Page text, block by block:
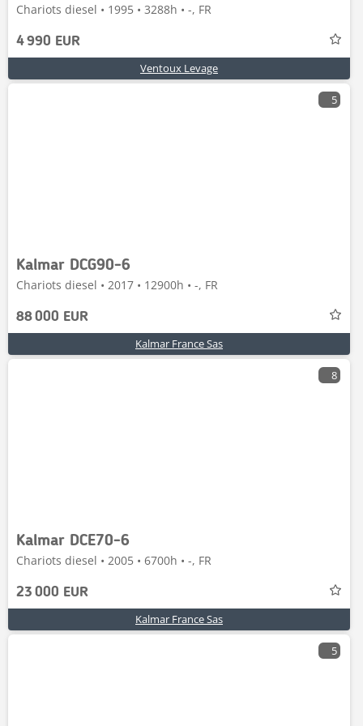
Chariots diesel • 1995 • 3288h • -, FR
4 990 EUR
Ventoux Levage
5
Kalmar DCG90-6
Chariots diesel • 2017 • 12900h • -, FR
88 000 EUR
Kalmar France Sas
8
Kalmar DCE70-6
Chariots diesel • 2005 • 6700h • -, FR
23 000 EUR
Kalmar France Sas
5